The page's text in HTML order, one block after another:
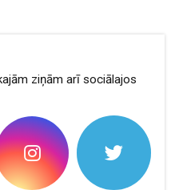
ziņām arī sociālajos